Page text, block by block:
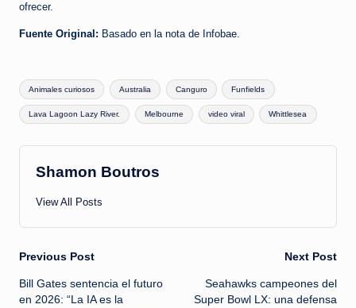
ofrecer.
Fuente Original: Basado en la nota de Infobae.
Tags:
Animales curiosos Australia Canguro Funfields
Lava Lagoon Lazy River. Melbourne video viral Whittlesea
Shamon Boutros
View All Posts
Post
navigation
Previous Post
Bill Gates sentencia el futuro
en 2026: “La IA es la
Next Post
Seahawks campeones del
Super Bowl LX: una defensa